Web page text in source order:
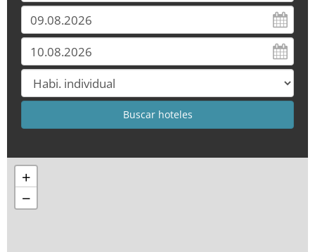
+
−